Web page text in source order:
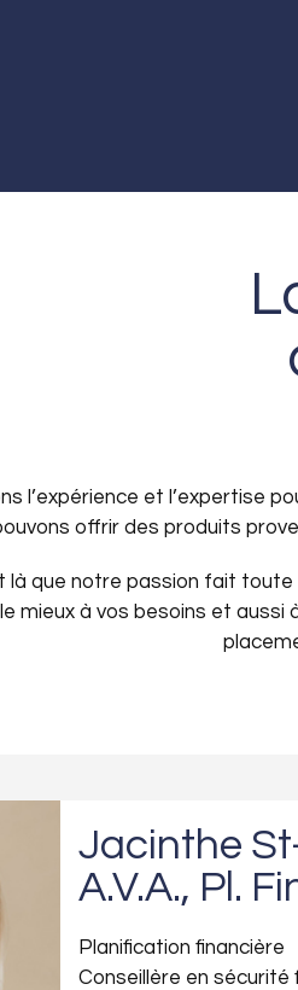
l’expérience et l’expertise
offrir des produits
là que notre passion fait
mieux à vos besoins et
Jacinthe
A.V.A., Pl.
Planification financière
Conseillère en sécurité